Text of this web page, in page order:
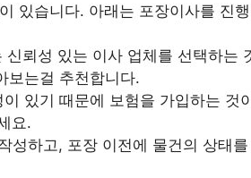
있습니다. 아래는 포장이사를 진
신뢰성 있는 이사 업체를 선택하는
보는걸 추천합니다.
있기 때문에 보험을 가입하는
요.
성하고, 포장 이전에 물건의 상태